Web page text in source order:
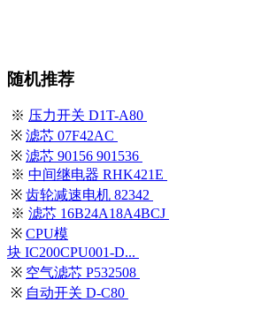
随机推荐
※ 压力开关 D1T-A80
※ 滤芯 07F42AC
※ 滤芯 90156 901536
※ 中间继电器 RHK421E
※ 齿轮减速电机 82342
※ 滤芯 16B24A18A4BCJ
※ CPU模
块 IC200CPU001-D...
※ 空气滤芯 P532508
※ 自动开关 D-C80